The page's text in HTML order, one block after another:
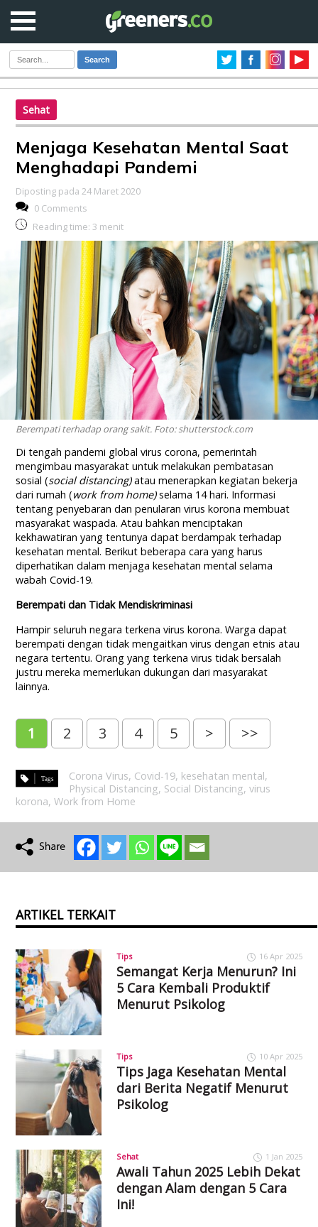
Search
Sehat
Menjaga Kesehatan Mental Saat
Menghadapi Pandemi
Diposting pada 24 Maret 2020
0 Comments
Reading time: 3 menit
Berempati terhadap orang sakit. Foto: shutterstock.com
Di tengah pandemi global virus corona, pemerintah
mengimbau masyarakat untuk melakukan pembatasan
sosial (social distancing)atau menerapkan kegiatan bekerja
dari rumah (work from home)selama 14 hari. Informasi
tentang penyebaran dan penularan virus korona membuat
masyarakat waspada. Atau bahkan menciptakan
kekhawatiran yang tentunya dapat berdampak terhadap
kesehatan mental. Berikut beberapa cara yang harus
diperhatikan dalam menjaga kesehatan mental selama
wabah Covid-19.
Berempati dan Tidak Mendiskriminasi
Hampir seluruh negara terkena virus korona. Warga dapat
berempati dengan tidak mengaitkan virus dengan etnis atau
negara tertentu. Orang yang terkena virus tidak bersalah
justru mereka memerlukan dukungan dari masyarakat
lainnya.
1 2 3 4 5 > >>
Corona Virus, Covid-19, kesehatan mental,
Physical Distancing, Social Distancing,virus
korona,Work from Home
ARTIKEL TERKAIT
Tips 16 Apr 2025
Semangat Kerja Menurun? Ini
5 Cara Kembali Produktif
Menurut Psikolog
Tips 10 Apr 2025
Tips Jaga Kesehatan Mental
dari Berita Negatif Menurut
Psikolog
Sehat 1 Jan 2025
Awali Tahun 2025 Lebih Dekat
dengan Alam dengan 5 Cara
Ini!